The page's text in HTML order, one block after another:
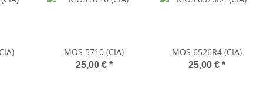
MOS 5710 (CIA)
25,00 € *
MOS 6526R4 (CIA)
25,00 € *